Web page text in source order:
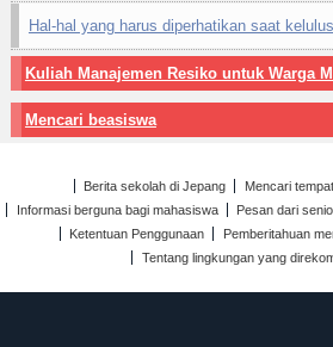
Hal-hal yang harus diperhatikan saat
Kuliah Manajemen Resiko untuk Warga
Mencari beasiswa
Berita sekolah di Jepang
Mencari
Informasi berguna bagi mahasiswa
Pesan dari
Ketentuan Penggunaan
Pemberitahuan
Tentang lingkungan yang